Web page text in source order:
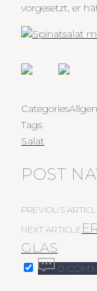
vorgesetzt, er
Categories
Tags
Salat
POST
PREVIOUS
NEXT ARTICLE
GLAS
0